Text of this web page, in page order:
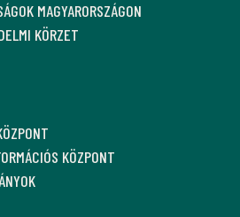
MAGYARORSZÁGON
KÖRZET
KÖZPONT